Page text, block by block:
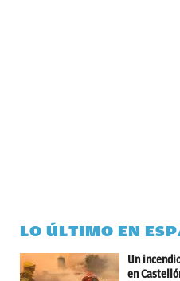
LO ÚLTIMO EN
Un
en